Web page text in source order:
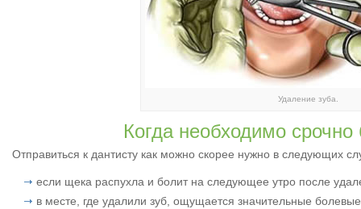
Удаление зуба.
Когда необходимо срочно
Отправиться к дантисту как можно скорее нужно в следующих
если щека распухла и болит на следующее утро после
в месте, где удалили зуб, ощущается значительные